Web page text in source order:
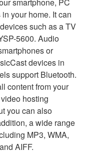
your home. It can
such as a TV
5600. Audio
or
devices in
support Bluetooth.
content from your
hosting
you can also
a wide range
MP3, WMA,
AIFF.